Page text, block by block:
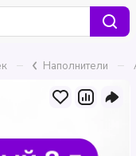
– Наполнители –